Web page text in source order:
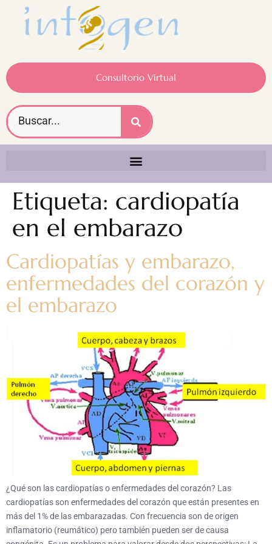
Consultorio Virtual
Etiqueta: cardiopatía
en el embarazo
Cardiopatías y embarazo,
enfermedades del corazón y
el embarazo
¿Qué son las cardiopatías o enfermedades del corazón? Las
cardiopatías son enfermedades del corazón que están presentes en
más del 1% de las embarazadas. Con frecuencia son de origen
inflamatorio (reumático) pero también pueden ser de causa